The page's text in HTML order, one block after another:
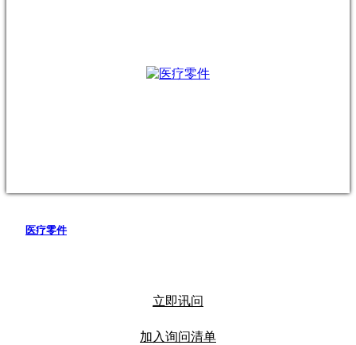
医疗零件
立即讯问
加入询问清单